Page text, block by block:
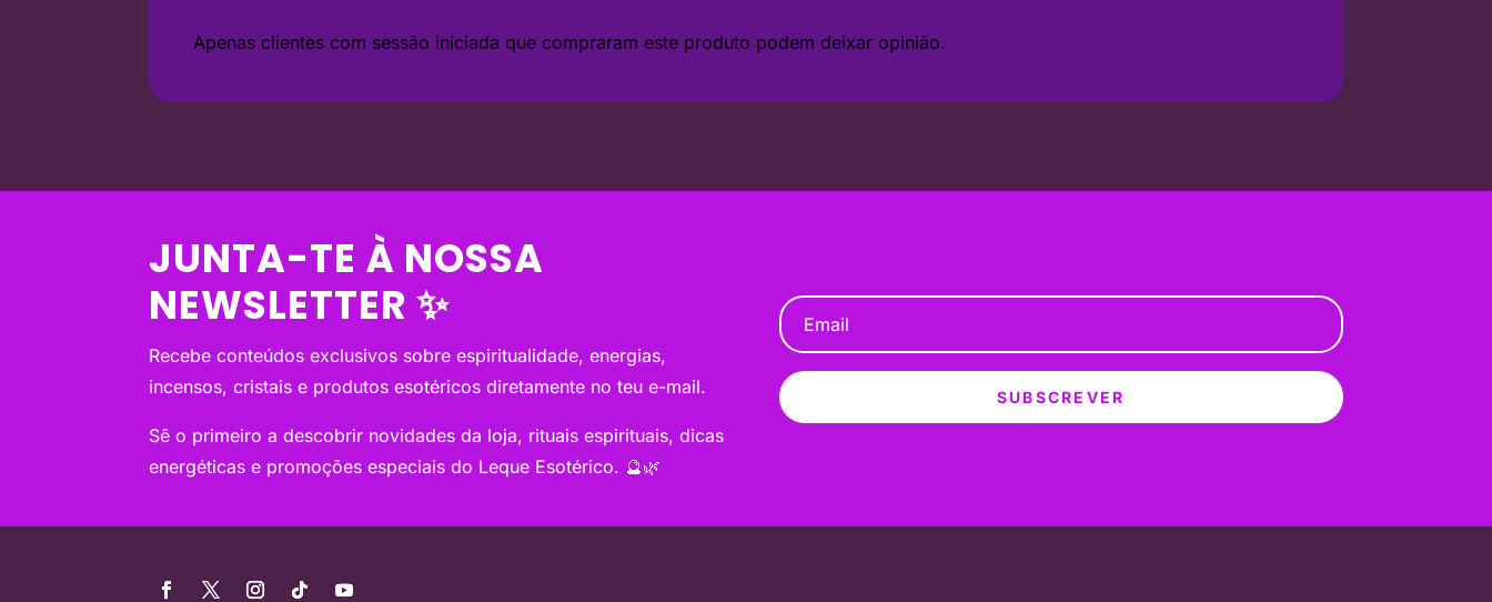
Apenas clientes com sessão iniciada que compraram este produto podem deixar opinião.
JUNTA-TE À NOSSA
NEWSLETTER ✨
Recebe conteúdos exclusivos sobre espiritualidade, energias,
incensos, cristais e produtos esotéricos diretamente no teu e-mail.
Sê o primeiro a descobrir novidades da loja, rituais espirituais, dicas
energéticas e promoções especiais do Leque Esotérico. 🔮🌿
SUBSCREVER